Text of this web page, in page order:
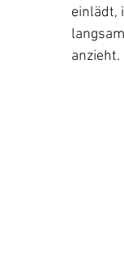
einlädt,
anzieht.